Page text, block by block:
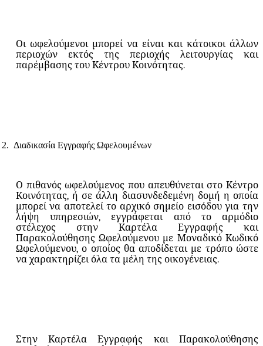
Οι ωφελούμενοι μπορεί να είναι και κάτοικοι άλλων
περιοχών εκτός της περιοχής λειτουργίας και
παρέμβασης του Κέντρου Κοινότητας.
2. Διαδικασία Εγγραφής Ωφελουμένων
Ο πιθανός ωφελούμενος που απευθύνεται στο Κέντρο
Κοινότητας, ή σε άλλη διασυνδεδεμένη δομή η οποία
μπορεί να αποτελεί το αρχικό σημείο εισόδου για την
λήψη υπηρεσιών, εγγράφεται από το αρμόδιο
στέλεχος στην Καρτέλα Εγγραφής και
Παρακολούθησης Ωφελούμενου με Μοναδικό Κωδικό
Ωφελούμενου, ο οποίος θα αποδίδεται με τρόπο ώστε
να χαρακτηρίζει όλα τα μέλη της οικογένειας.
Στην Καρτέλα Εγγραφής και Παρακολούθησης